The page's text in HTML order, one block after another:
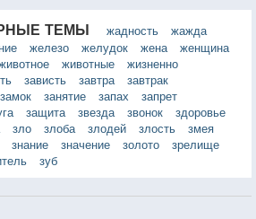
ТЕМЫ жадность
жажда
железо желудок жена
женщина
животные
жизненно
зависть завтра
завтрак
замок занятие запах
запрет
защита звезда звонок
здоровье
зло злоба злодей злость
змея
знание значение золото
зрелище
зуб